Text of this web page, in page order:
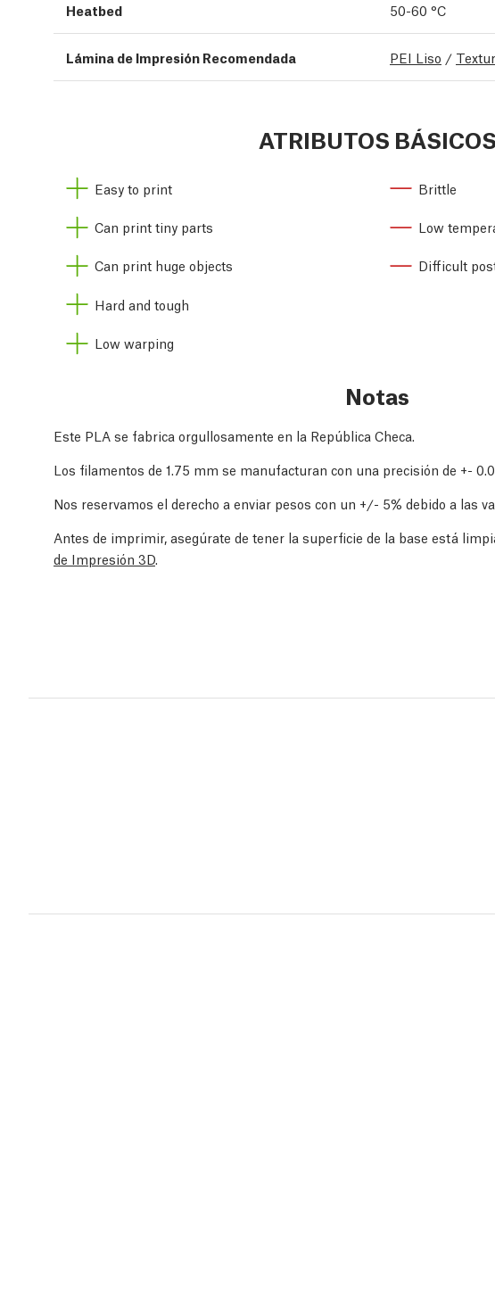
Heatbed 50-60 °C
Lámina de Impresión Recomendada PEI Liso /
ATRIBUTOS BÁSICOS
Easy to print
Can print tiny parts
Can print huge objects
Hard and tough
Low warping
Brittle
Low
Difficult
Notas
Este PLA se fabrica orgullosamente en la República Checa.
Los filamentos de 1.75 mm se manufacturan con una precisión de +-
Nos reservamos el derecho a enviar pesos con un +/- 5% debido a las
Antes de imprimir, asegúrate de tener la superficie de la base está
de Impresión 3D